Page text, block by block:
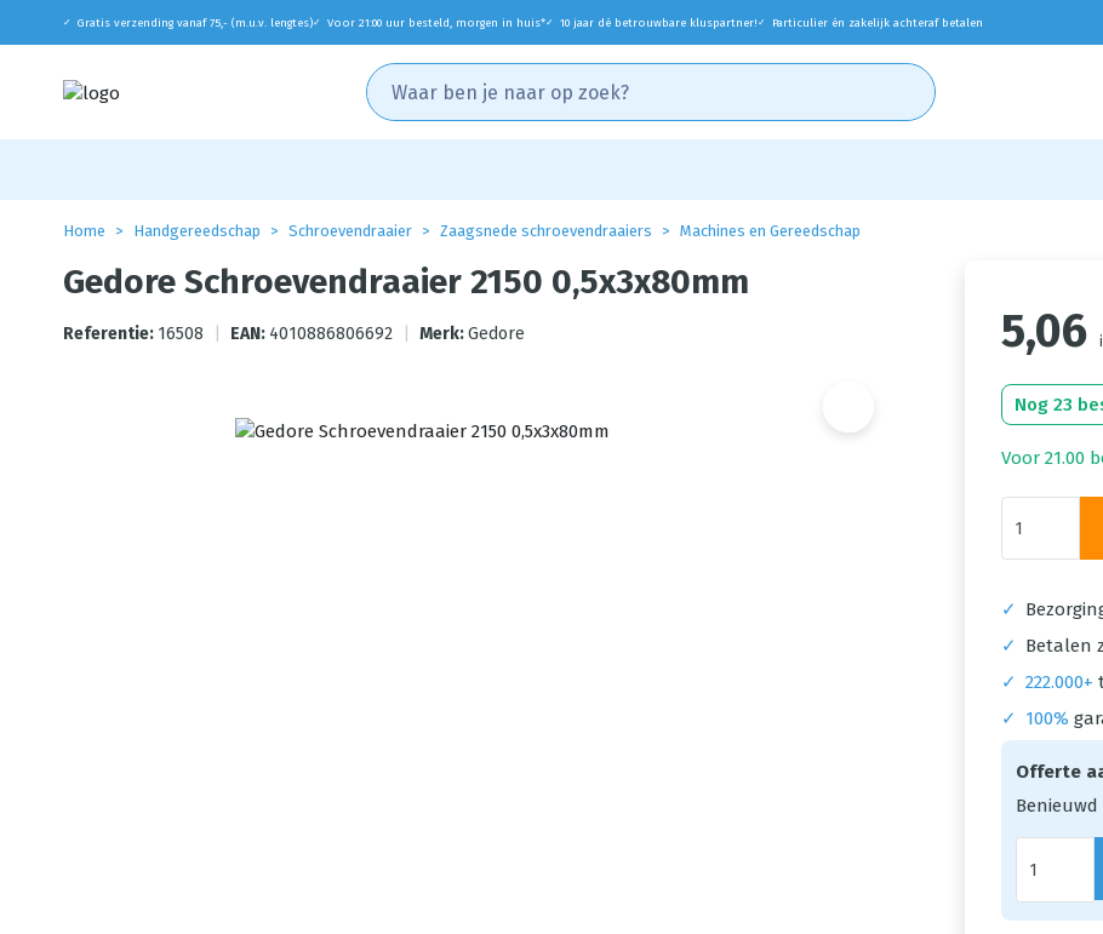
✓ Gratis verzending vanaf 75,- (m.u.v. lengtes)✓ Voor 21:00 uur besteld, morgen in huis*✓ 10 jaar dé betrouwbare kluspartner! ✓ Particulier én zakelijk achteraf betalen
Home Handgereedschap Schroevendraaier Zaagsnede schroevendraaiers Machines en Gereedschap
Gedore Schroevendraaier 2150 0,5x3x80mm
Referentie: 16508 EAN: 4010886806692 Merk:Gedore 5,06
Nog 23
Voor 21.00
✓
✓
Betalen
✓ 222.000+
✓
100%
Offerte